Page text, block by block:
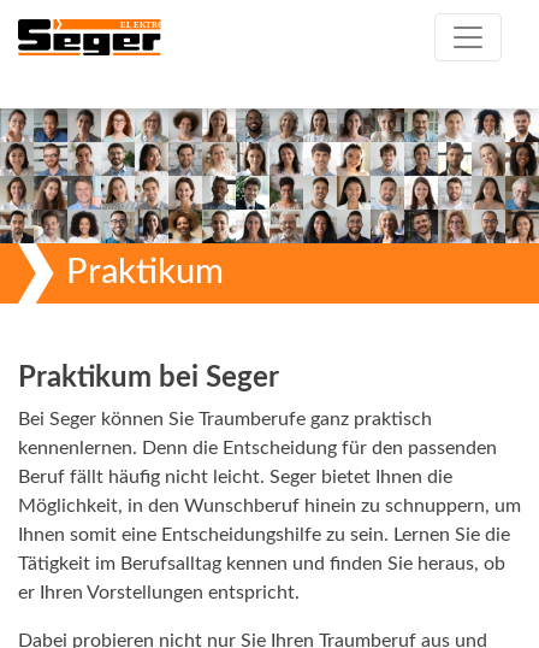
Praktikum
Praktikum bei Seger
Bei Seger können Sie Traumberufe ganz praktisch
kennenlernen. Denn die Entscheidung für den passenden
Beruf fällt häufig nicht leicht. Seger bietet Ihnen die
Möglichkeit, in den Wunschberuf hinein zu schnuppern, um
Ihnen somit eine Entscheidungshilfe zu sein. Lernen Sie die
Tätigkeit im Berufsalltag kennen und finden Sie heraus, ob
er Ihren Vorstellungen entspricht.
Dabei probieren nicht nur Sie Ihren Traumberuf aus und